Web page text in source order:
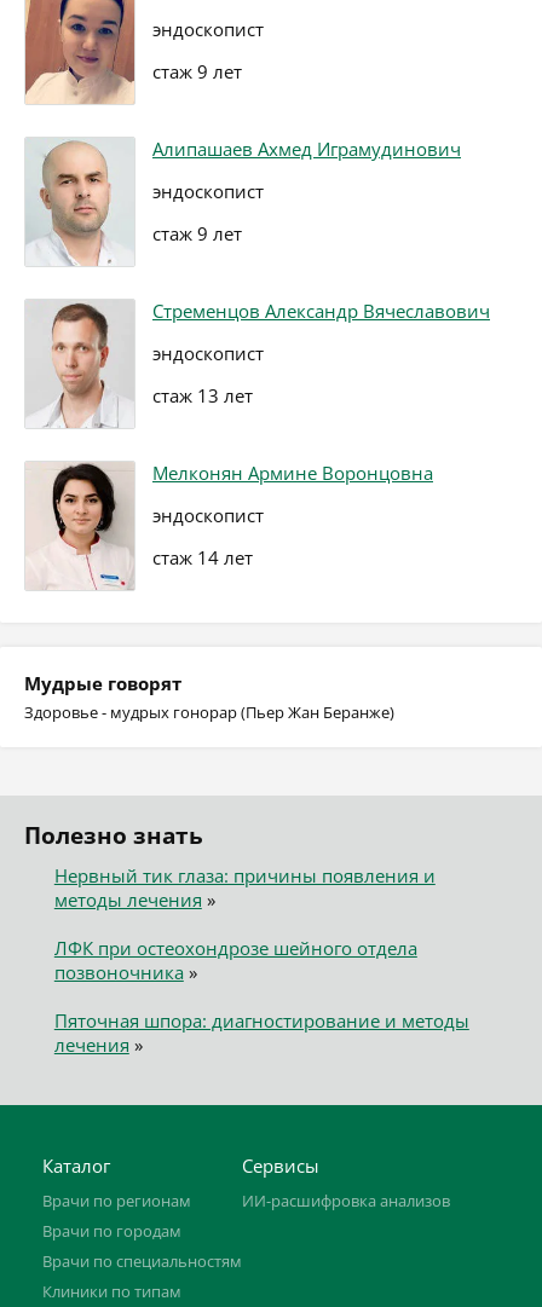
эндоскопист
стаж 9 лет
Алипашаев Ахмед Играмудинович
эндоскопист
стаж 9 лет
Стременцов Александр Вячеславович
эндоскопист
стаж 13 лет
Мелконян Армине Воронцовна
эндоскопист
стаж 14 лет
Мудрые говорят
Здоровье - мудрых гонорар (Пьер Жан Беранже)
Полезно знать
Нервный тик глаза: причины появления и
методы лечения »
ЛФК при остеохондрозе шейного отдела
позвоночника»
Пяточная шпора: диагностирование и методы
лечения »
Каталог
Врачи по регионам
Врачи по городам
Врачи по специальностям
Клиники по типам
Сервисы
ИИ-расшифровка анализов